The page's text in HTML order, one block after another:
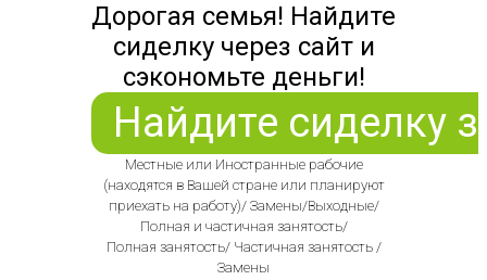
Дорогая семья! Найдите
сиделку через сайт и
сэкономьте деньги!
Найдите сиделку
Местные или Иностранные рабочие
(находятся в Вашей стране или планируют
приехать на работу)/ Замены/Выходные/
Полная и частичная занятость/
Полная занятость/ Частичная занятость /
Замены